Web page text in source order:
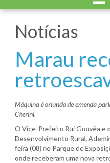
Notícias
Marau
Máquina é oriunda de emenda
Cherini.
O Vice-Prefeito Rui Gouvêa e
Desenvolvimento Rural,
feira (08) no Parque de
onde receberam uma nova